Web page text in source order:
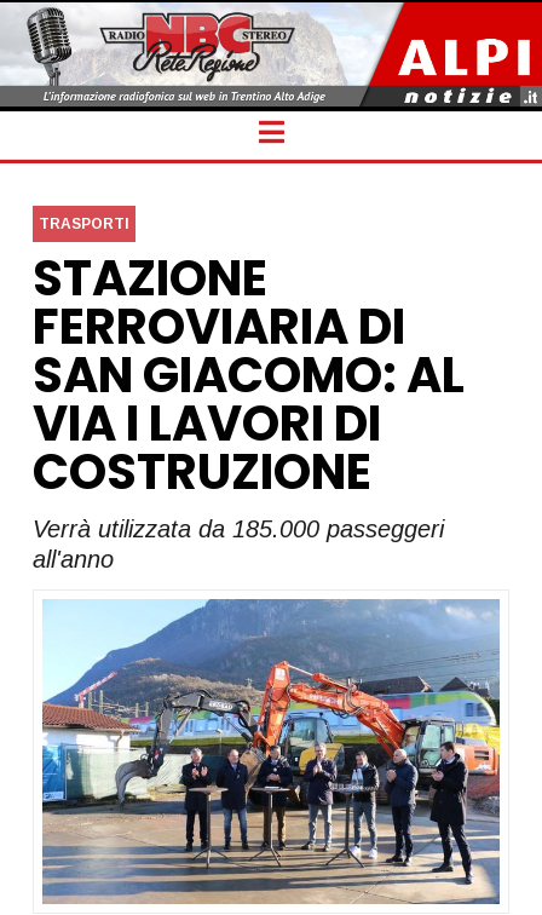
Navigation
TRASPORTI
STAZIONE
FERROVIARIA DI
SAN GIACOMO: AL
VIA I LAVORI DI
COSTRUZIONE
Verrà utilizzata da 185.000 passeggeri
all'anno